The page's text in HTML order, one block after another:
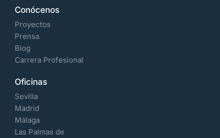
Conócenos
Proyectos
Prensa
Blog
Carrera Profesional
Oficinas
Sevilla
Madrid
Málaga
Las Palmas de